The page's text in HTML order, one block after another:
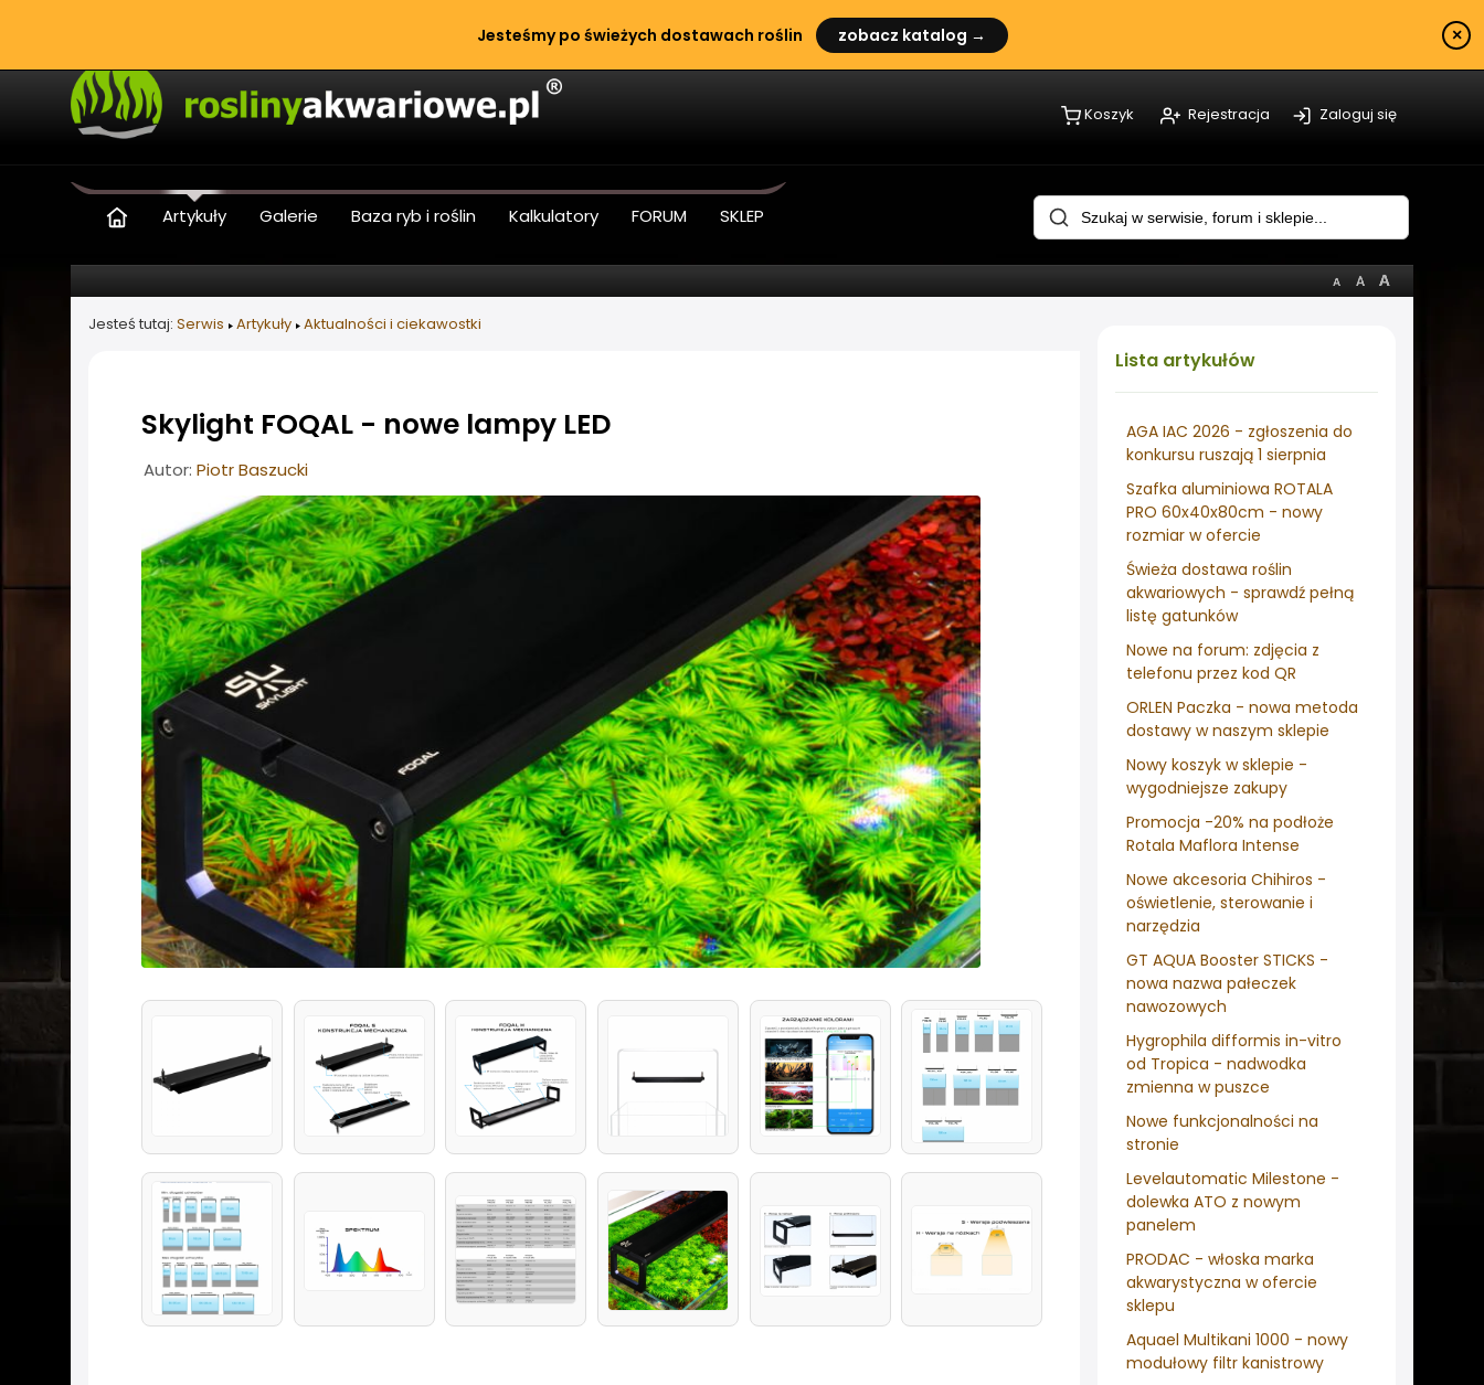
Jesteśmy po świeżych dostawach roślin zobacz katalog → ×
Koszyk Rejestracja Zaloguj się
Artykuły Galerie Baza ryb i roślin Kalkulatory FORUM SKLEP
Lista artykułów
AGA IAC 2026 - zgłoszenia do
konkursu ruszają 1 sierpnia
Szafka aluminiowa ROTALA
PRO 60x40x80cm - nowy
rozmiar w ofercie
Świeża dostawa roślin
akwariowych - sprawdź pełną
listę gatunków
Nowe na forum: zdjęcia z
telefonu przez kod QR
ORLEN Paczka - nowa metoda
dostawy w naszym sklepie
Nowy koszyk w sklepie -
wygodniejsze zakupy
Promocja -20% na podłoże
Rotala Maflora Intense
Nowe akcesoria Chihiros -
oświetlenie, sterowanie i
narzędzia
GT AQUA Booster STICKS -
nowa nazwa pałeczek
nawozowych
Hygrophila difformis in-vitro
od Tropica - nadwodka
zmienna w puszce
Nowe funkcjonalności na
stronie
Levelautomatic Milestone -
dolewka ATO z nowym
panelem
PRODAC - włoska marka
akwarystyczna w ofercie
sklepu
Aquael Multikani 1000 - nowy
modułowy filtr kanistrowy
Jesteś tutaj: Serwis Artykuły Aktualności i ciekawostki
Skylight FOQAL - nowe lampy LED
Informacje o artykule
Autor: Piotr Baszucki